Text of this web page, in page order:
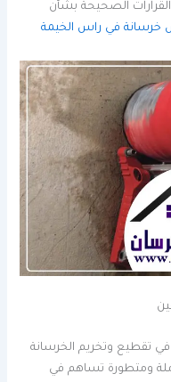
الصحيحة بشأن
في راس الخيمة
تقطيع وتخريم الخرسانة
ومتطورة تساهم في